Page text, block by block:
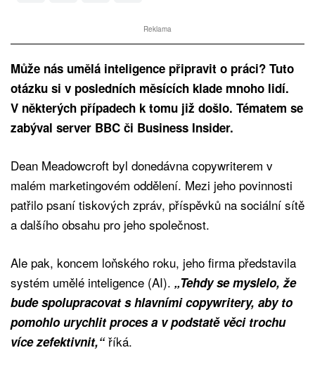
Reklama
Může nás umělá inteligence připravit o práci? Tuto
otázku si v posledních měsících klade mnoho lidí.
V některých případech k tomu již došlo. Tématem se
zabýval server BBC či Business Insider.
Dean Meadowcroft byl donedávna copywriterem v
malém marketingovém oddělení. Mezi jeho povinnosti
patřilo psaní tiskových zpráv, příspěvků na sociální sítě
a dalšího obsahu pro jeho společnost.
Ale pak, koncem loňského roku, jeho firma představila
systém umělé inteligence (AI). „Tehdy se myslelo, že
bude spolupracovat s hlavními copywritery, aby to
pomohlo urychlit proces a v podstatě věci trochu
více zefektivnit,“říká.